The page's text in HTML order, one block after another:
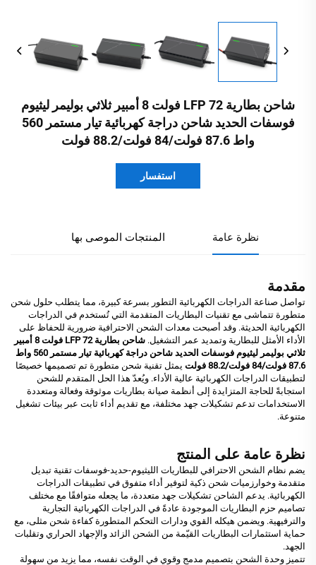
شاحن بطارية LFP 72 فولت 8 أمبير ثلاثي بوليمر ليثيوم
فوسفات الحديد شاحن دراجة كهربائية تيار مستمر 560
واط 87.6 فولت/84 فولت/88.2 فولت
استفسار
نظرة عامة المنتجات الموصى بها
مقدمة
تواصل صناعة الدراجات الكهربائية التطور بسرعة كبيرة، مما يتطلب حلول شحن
متطورة تتماشى مع تقنيات البطاريات المتقدمة التي تُستخدم في الدراجات
الكهربائية الحديثة. وقد أصبحت معدات الشحن الاحترافية ضرورية للحفاظ على
الأداء الأمثل للبطارية وتمديد عمر التشغيل.
شاحن بطارية LFP 72 فولت 8 أمبير
ثلاثي بوليمر ليثيوم فوسفات الحديد شاحن دراجة كهربائية تيار مستمر 560 واط
87.6 فولت/84 فولت/88.2 فولت
يمثل تقنية شحن متطورة تم تصميمها خصيصًا
لتطبيقات الدراجات الكهربائية عالية الأداء. ويُعدّ هذا الحل المتقدم للشحن
استجابةً للحاجة المتزايدة إلى أنظمة صيانة بطاريات موثوقة وفعالة ومتعددة
الاستخدامات تدعم تشكيلات جهد مختلفة، مع تقديم أداء ثابت عبر بيئات تشغيل
متنوعة.
نظرة عامة على المنتج
يضم نظام الشحن الاحترافي للبطاريات الليثيوم-حديد-فوسفات تقنية تبديل
متقدمة وخوارزميات شحن ذكية لتوفير أداء متفوق في تطبيقات الدراجات
الكهربائية. يدعم الشاحن تشكيلات جهد متعددة، ما يجعله متوافقًا مع مختلف
تصاميم حزم البطاريات الموجودة عادةً في الدراجات الكهربائية التجارية
والترفيهية. ويضمن هيكله القوي ودارات التحكم المتطورة كفاءة شحن مثلى، مع
حماية استثمارات البطاريات القيّمة من الشحن الزائد والإجهاد الحراري وتقلبات
الجهد.
تتميز وحدة الشحن بتصميم مدمج وقوي في الوقت نفسه، مما يزيد من سهولة